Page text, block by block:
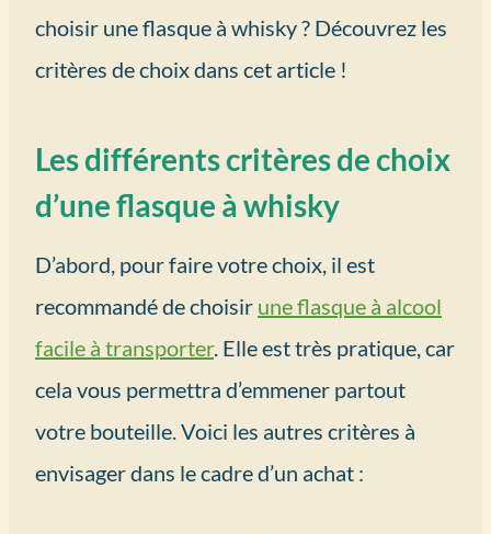
choisir une flasque à whisky ? Découvrez les
critères de choix dans cet article !
Les différents critères de choix
d’une flasque à whisky
D’abord, pour faire votre choix, il est
recommandé de choisir une flasque à alcool
facile à transporter. Elle est très pratique, car
cela vous permettra d’emmener partout
votre bouteille. Voici les autres critères à
envisager dans le cadre d’un achat :